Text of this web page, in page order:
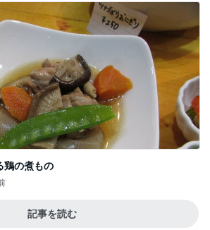
鶏の煮もの
記事を読む